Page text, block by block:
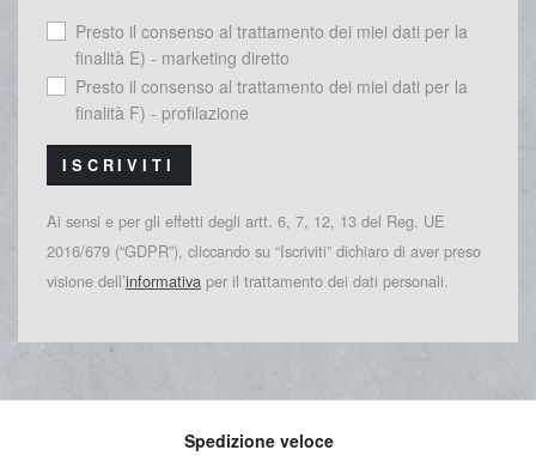
Presto il consenso al trattamento dei miei dati per la
finalità E) - marketing diretto
Presto il consenso al trattamento dei miei dati per la
finalità F) - profilazione
ISCRIVITI
Ai sensi e per gli effetti degli artt. 6, 7, 12, 13 del Reg. UE
2016/679 (“GDPR”), cliccando su “Iscriviti” dichiaro di aver preso
visione dell’informativa per il trattamento dei dati personali.
Spedizione veloce